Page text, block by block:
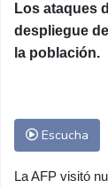
Los ataques
despliegue
la población.
Escucha
La AFP visitó